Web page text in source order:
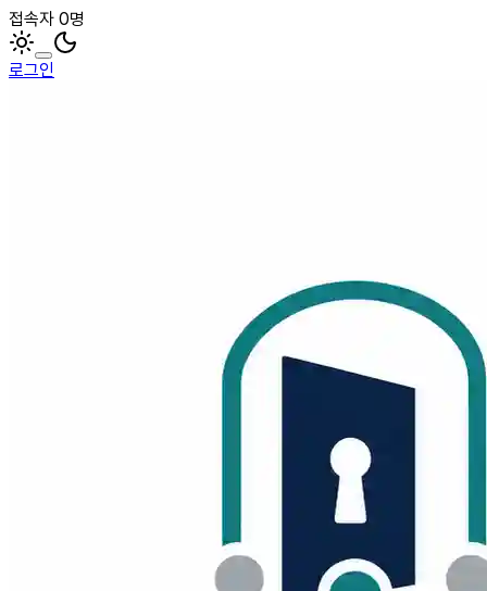
접속자 0명
로그인